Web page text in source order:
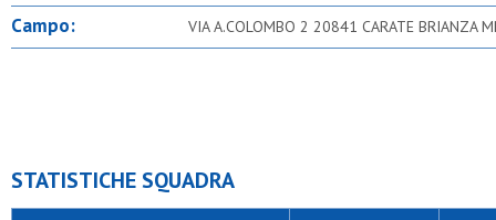
Campo: VIA A.COLOMBO 2 20841 CARATE BRIANZA
STATISTICHE SQUADRA